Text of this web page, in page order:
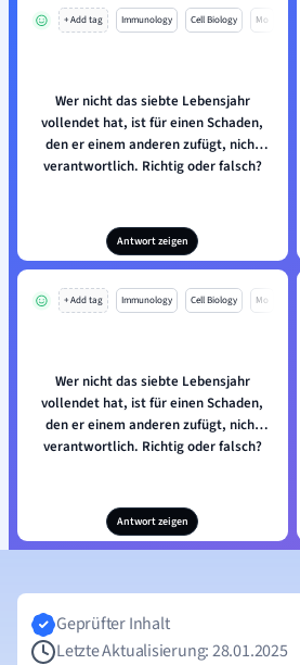
+ Add tag Immunology Cell Biology Mo
Wer nicht das siebte Lebensjahr
vollendet hat, ist für einen Schaden,
den er einem anderen zufügt, nicht
verantwortlich. Richtig oder falsch?
Antwort zeigen
+ Add tag Immunology Cell Biology Mo
Wer nicht das siebte Lebensjahr
vollendet hat, ist für einen Schaden,
den er einem anderen zufügt, nicht
verantwortlich. Richtig oder falsch?
Antwort zeigen
Geprüfter Inhalt
Letzte Aktualisierung: 28.01.2025